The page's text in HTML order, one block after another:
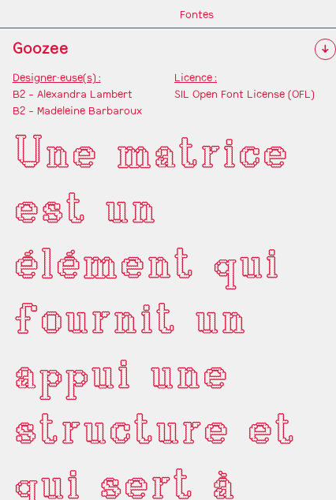
Fontes
Goozee ↓
Designer·euse(s) :
B2 - Alexandra Lambert
B2 - Madeleine Barbaroux
Licence :
SIL Open Font License (OFL)
Une matrice
est un
élément qui
fournit un
appui une
structure et
qui sert à